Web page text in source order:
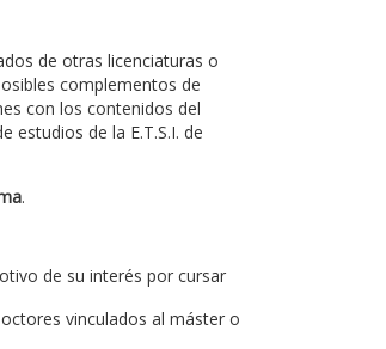
de otras licenciaturas o
complementos de
con los contenidos del
de la E.T.S.I. de
.
de su interés por cursar
vinculados al máster o